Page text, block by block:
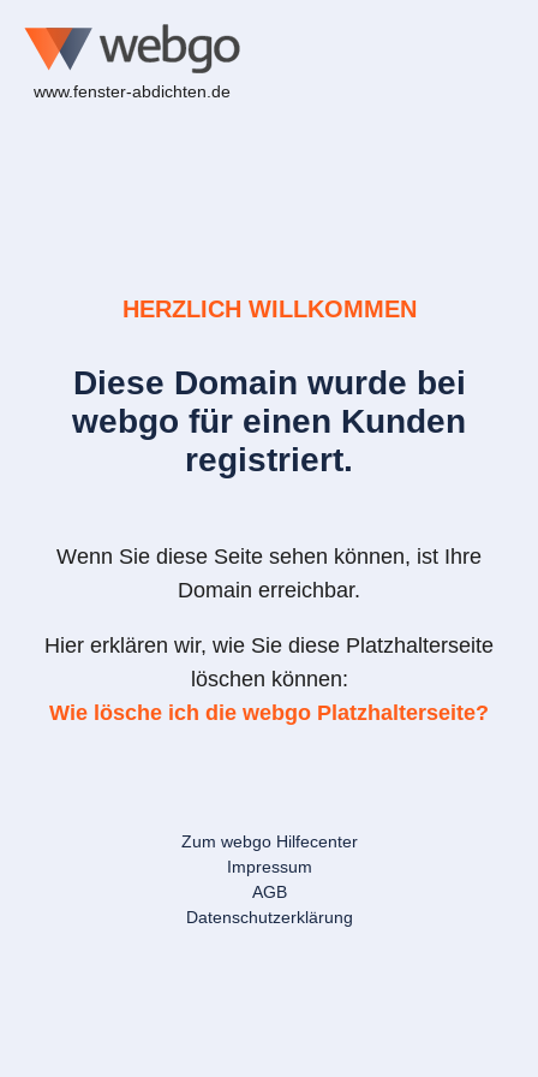
www.fenster-abdichten.de
HERZLICH WILLKOMMEN
Diese Domain wurde bei
webgo für einen Kunden
registriert.
Wenn Sie diese Seite sehen können, ist Ihre
Domain erreichbar.
Hier erklären wir, wie Sie diese Platzhalterseite
löschen können:
Wie lösche ich die webgo Platzhalterseite?
Zum webgo Hilfecenter
Impressum
AGB
Datenschutzerklärung